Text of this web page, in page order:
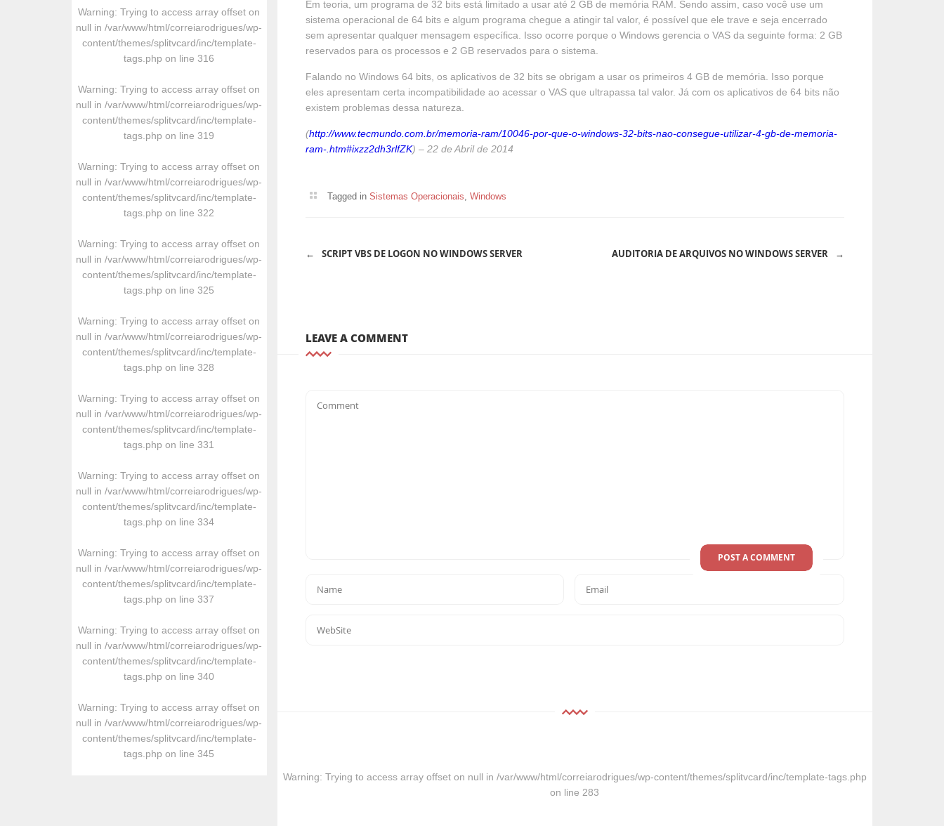
Warning: Trying to access array offset on
null in/var/www/html/correiarodrigues/wp-
content/themes/splitvcard/inc/template-
tags.php on line316
Warning: Trying to access array offset on
null in/var/www/html/correiarodrigues/wp-
content/themes/splitvcard/inc/template-
tags.php on line319
Warning: Trying to access array offset on
null in/var/www/html/correiarodrigues/wp-
content/themes/splitvcard/inc/template-
tags.php on line322
Warning: Trying to access array offset on
null in/var/www/html/correiarodrigues/wp-
content/themes/splitvcard/inc/template-
tags.php on line325
Warning: Trying to access array offset on
null in/var/www/html/correiarodrigues/wp-
content/themes/splitvcard/inc/template-
tags.php on line328
Warning: Trying to access array offset on
null in/var/www/html/correiarodrigues/wp-
content/themes/splitvcard/inc/template-
tags.php on line331
Warning: Trying to access array offset on
null in/var/www/html/correiarodrigues/wp-
content/themes/splitvcard/inc/template-
tags.php on line334
Warning: Trying to access array offset on
null in/var/www/html/correiarodrigues/wp-
content/themes/splitvcard/inc/template-
tags.php on line337
Warning: Trying to access array offset on
null in/var/www/html/correiarodrigues/wp-
content/themes/splitvcard/inc/template-
tags.php on line340
Warning: Trying to access array offset on
null in/var/www/html/correiarodrigues/wp-
content/themes/splitvcard/inc/template-
tags.php on line345
Em teoria, um programa de 32 bits está limitado a usar até 2 GB de memória RAM. Sendo assim, caso você use um
sistema operacional de 64 bits e algum programa chegue a atingir tal valor, é possível que ele trave e seja encerrado
sem apresentar qualquer mensagem específica. Isso ocorre porque o Windows gerencia o VAS da seguinte forma: 2 GB
reservados para os processos e 2 GB reservados para o sistema.
Falando no Windows 64 bits, os aplicativos de 32 bits se obrigam a usar os primeiros 4 GB de memória. Isso porque
eles apresentam certa incompatibilidade ao acessar o VAS que ultrapassa tal valor. Já com os aplicativos de 64 bits não
existem problemas dessa natureza.
(http://www.tecmundo.com.br/memoria-ram/10046-por-que-o-windows-32-bits-nao-consegue-utilizar-4-gb-de-memoria-
ram-.htm#ixzz2dh3rlfZK) – 22 de Abril de 2014
Tagged inSistemas Operacionais,Windows
PREVIOUS
← SCRIPT VBS DE LOGON NO WINDOWS SERVER AUDITORIA DE ARQUIVOS NO WINDOWS SERVER →
LEAVE A COMMENT
Warning: Trying to access array offset on null in /var/www/html/correiarodrigues/wp-content/themes/splitvcard/inc/template-tags.php
on line 283